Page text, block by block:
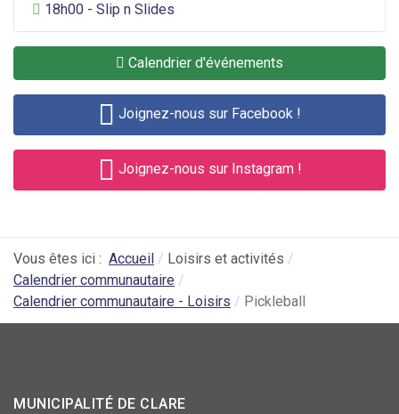
Divertissement général
18h00 - Slip n Slides
Calendrier d'événements
Joignez-nous sur Facebook !
Joignez-nous sur Instagram !
Vous êtes ici : Accueil
Loisirs et activités
Calendrier communautaire
Calendrier communautaire - Loisirs
Pickleball
MUNICIPALITÉ DE CLARE